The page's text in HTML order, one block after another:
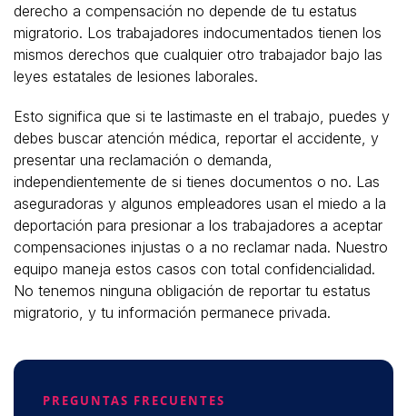
derecho a compensación no depende de tu estatus
migratorio. Los trabajadores indocumentados tienen los
mismos derechos que cualquier otro trabajador bajo las
leyes estatales de lesiones laborales.
Esto significa que si te lastimaste en el trabajo, puedes y
debes buscar atención médica, reportar el accidente, y
presentar una reclamación o demanda,
independientemente de si tienes documentos o no. Las
aseguradoras y algunos empleadores usan el miedo a la
deportación para presionar a los trabajadores a aceptar
compensaciones injustas o a no reclamar nada. Nuestro
equipo maneja estos casos con total confidencialidad.
No tenemos ninguna obligación de reportar tu estatus
migratorio, y tu información permanece privada.
PREGUNTAS FRECUENTES